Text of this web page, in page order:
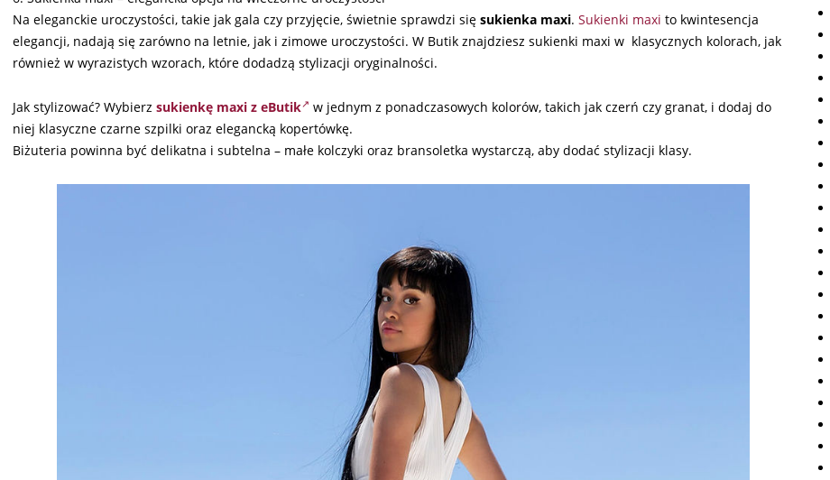
Na eleganckie uroczystości, takie jak gala czy przyjęcie, świetnie sprawdzi się sukienka maxi. Sukienki maxi to kwintesencja
elegancji, nadają się zarówno na letnie, jak i zimowe uroczystości. W Butik znajdziesz sukienki maxi w klasycznych kolorach, jak
również w wyrazistych wzorach, które dodadzą stylizacji oryginalności.
Jak stylizować? Wybierz sukienkę maxi z eButik
w jednym z ponadczasowych kolorów, takich jak czerń czy granat, i dodaj do
niej klasyczne czarne szpilki oraz elegancką kopertówkę.
Biżuteria powinna być delikatna i subtelna – małe kolczyki oraz bransoletka wystarczą, aby dodać stylizacji klasy.